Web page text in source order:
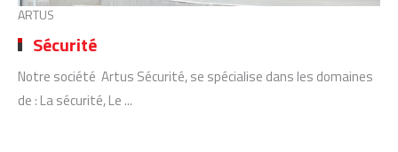
ARTUS
Sécurité
Notre société Artus Sécurité, se spécialise dans les domaines
de : La sécurité, Le ...